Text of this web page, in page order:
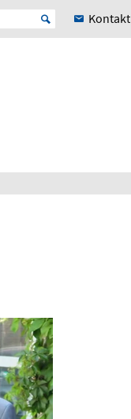
Kontakt